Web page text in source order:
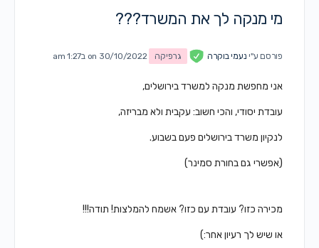
מי מנקה לך את המשרד???
פורסם ע"ינעמי בוקרה גרפיקה on 30/10/2022 ב1:27 am
אני מחפשת מנקה למשרד בירושלים,
עובדת יסודי, והכי חשוב: עקבית ולא מבריזה,
לנקיון משרד בירושלים פעם בשבוע.
(אפשרי גם בחורת סמינר)
מכירה כזו? עובדת עם כזו? אשמח להמלצות! תודה!!!
או שיש לך רעיון אחר:)